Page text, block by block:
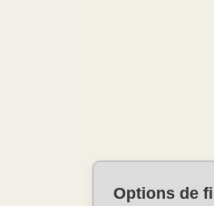
Options de